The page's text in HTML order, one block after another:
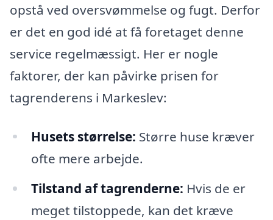
opstå ved oversvømmelse og fugt. Derfor
er det en god idé at få foretaget denne
service regelmæssigt. Her er nogle
faktorer, der kan påvirke prisen for
tagrenderens i Markeslev:
Husets størrelse: Større huse kræver
ofte mere arbejde.
Tilstand af tagrenderne: Hvis de er
meget tilstoppede, kan det kræve